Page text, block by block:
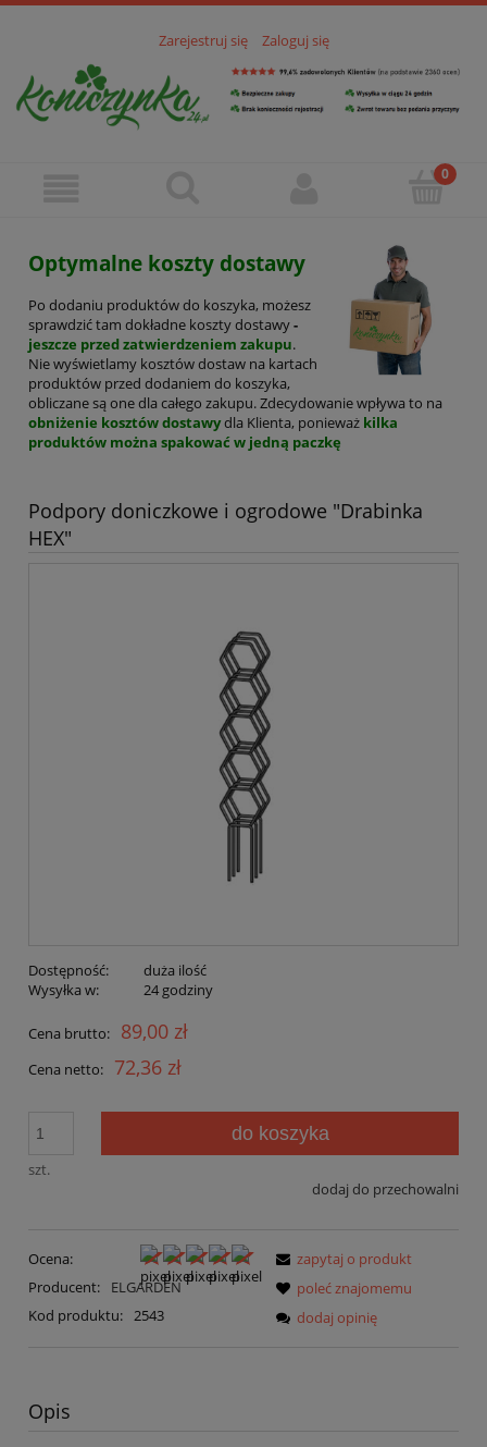
Zarejestruj się Zaloguj się
Optymalne koszty dostawy
Po dodaniu produktów do koszyka, możesz
sprawdzić tam dokładne koszty dostawy-
jeszcze przed zatwierdzeniem zakupu.
Nie wyświetlamy kosztów dostaw na kartach
produktów przed dodaniem do koszyka,
obliczane są one dla całego zakupu. Zdecydowanie wpływa to na
obniżenie kosztów dostawydla Klienta, ponieważ kilka
produktów można spakować w jedną paczkę
Podpory doniczkowe i ogrodowe "Drabinka
HEX"
Dostępność:
duża ilość
Wysyłka w:
24 godziny
Cena brutto: 89,00 zł
Cena netto: 72,36 zł
szt.
do koszyka
dodaj do przechowalni
Ocena:
Producent:
ELGARDEN
Kod produktu: 2543
zapytaj o produkt
poleć znajomemu
dodaj opinię
Opis